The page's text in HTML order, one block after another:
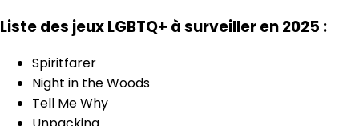
Liste des jeux LGBTQ+ à surveiller en 2025 :
Spiritfarer
Night in the Woods
Tell Me Why